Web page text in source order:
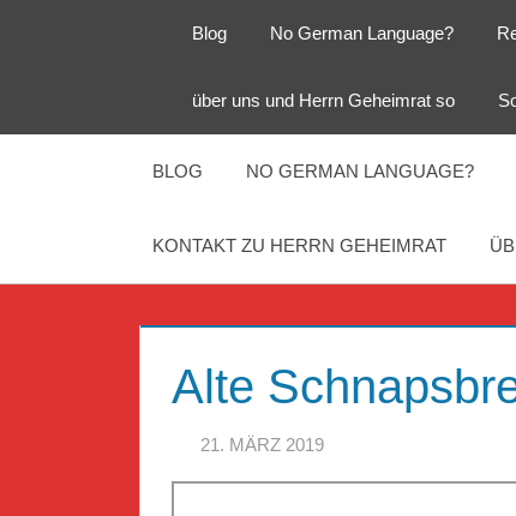
Reise
Guckloch
–
Geheimrat
auf
Geheimrat
auf
Reisen
Blog No German Language?
über uns und Herrn Geheimrat so
BLOG NO GERMAN LANGUAGE?
KONTAKT ZU HERRN GEHEIMRAT
Alte
21. MÄRZ 2019